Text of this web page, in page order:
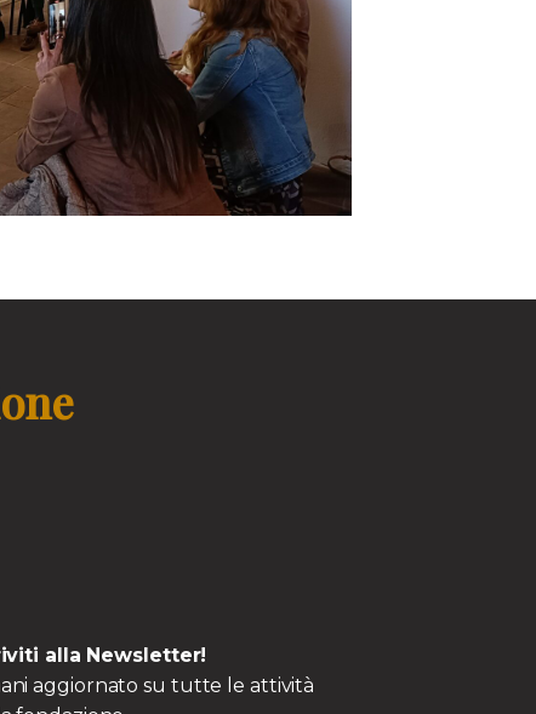
alla Newsletter!
aggiornato su tutte le attività